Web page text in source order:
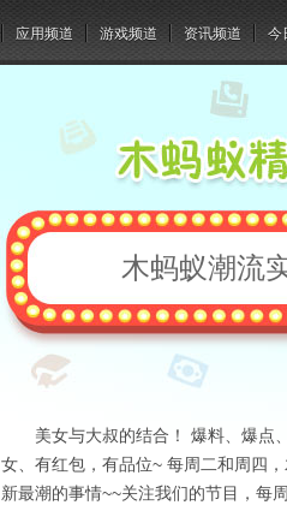
应用频道 游戏频道 资讯频道 今
木蚂蚁潮流
美女与大叔的结合！ 爆料、爆点
女、有红包，有品位~ 每周二和周四
新最潮的事情~~关注我们的节目，每